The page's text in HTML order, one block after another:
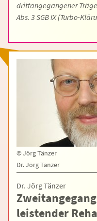
drittangegangener
Abs. 3 SGB IX (Turbo-
©Jörg Tänzer
Dr. Jörg Tänzer
Dr. Jörg Tänzer
leistender